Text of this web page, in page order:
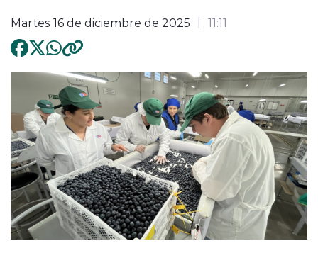
Martes 16 de diciembre de 2025 11:11